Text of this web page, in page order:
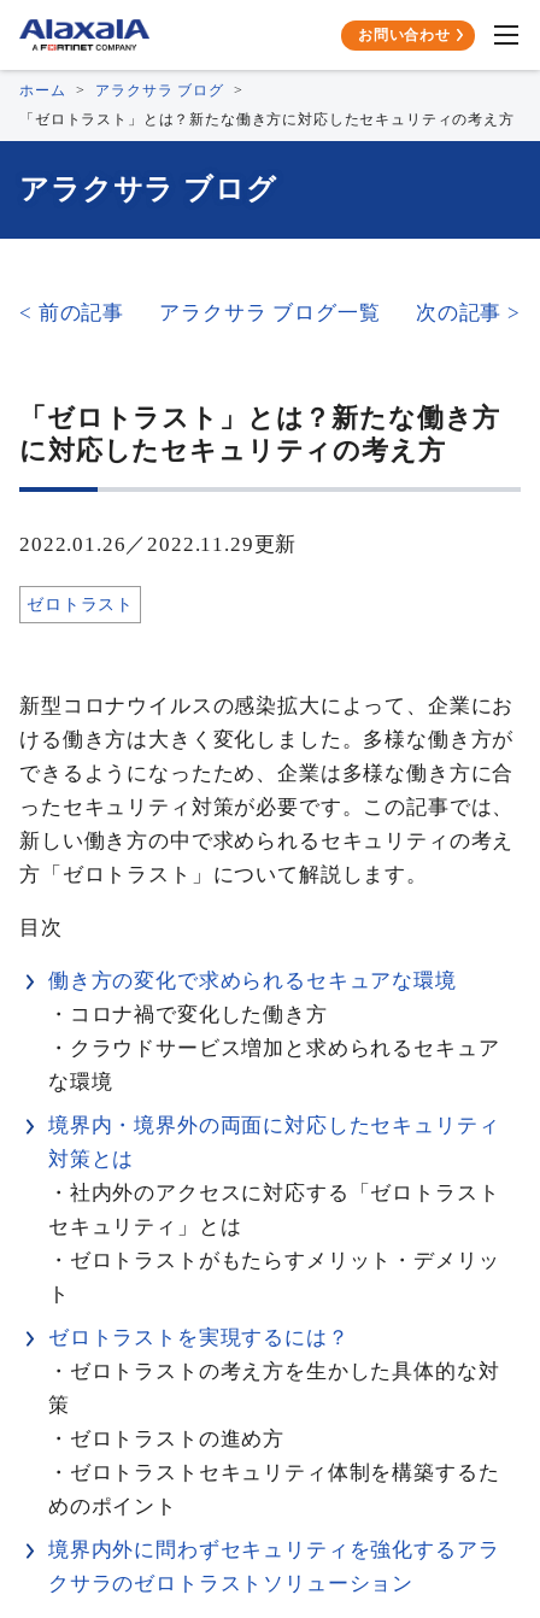
お問い合わせ
ホーム
アラクサラ ブログ
「ゼロトラスト」とは？新たな働き方に対応したセキュリティの考え方
アラクサラ ブログ
< 前の記事 アラクサラ ブログ⼀覧 次の記事 >
「ゼロトラスト」とは？新たな働き方
に対応したセキュリティの考え方
2022.01.26／2022.11.29更新
ゼロトラスト
新型コロナウイルスの感染拡大によって、企業にお
ける働き方は大きく変化しました。多様な働き方が
できるようになったため、企業は多様な働き方に合
ったセキュリティ対策が必要です。この記事では、
新しい働き方の中で求められるセキュリティの考え
方「ゼロトラスト」について解説します。
目次
働き方の変化で求められるセキュアな環境
・コロナ禍で変化した働き方
・クラウドサービス増加と求められるセキュア
な環境
境界内・境界外の両面に対応したセキュリティ
対策とは
・社内外のアクセスに対応する「ゼロトラスト
セキュリティ」とは
・ゼロトラストがもたらすメリット・デメリッ
ト
ゼロトラストを実現するには？
・ゼロトラストの考え方を生かした具体的な対
策
・ゼロトラストの進め方
・ゼロトラストセキュリティ体制を構築するた
めのポイント
境界内外に問わずセキュリティを強化するアラ
クサラのゼロトラストソリューション